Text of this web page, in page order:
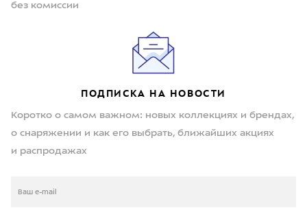
без комиссии
ПОДПИСКА НА НОВОСТИ
Коротко о самом важном: новых коллекциях и брендах,
о снаряжении и как его выбрать, ближайших акциях
и распродажах